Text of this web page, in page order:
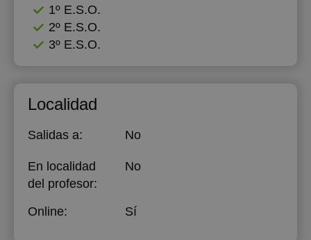
1º E.S.O.
2º E.S.O.
3º E.S.O.
Localidad
Salidas a: No
En localidad
del profesor:
No
Online: Sí